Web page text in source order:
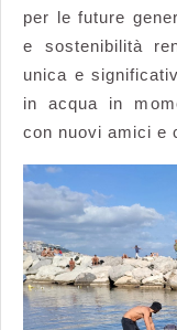
per le future
e sostenibilità
unica e
in acqua in
con nuovi amici e